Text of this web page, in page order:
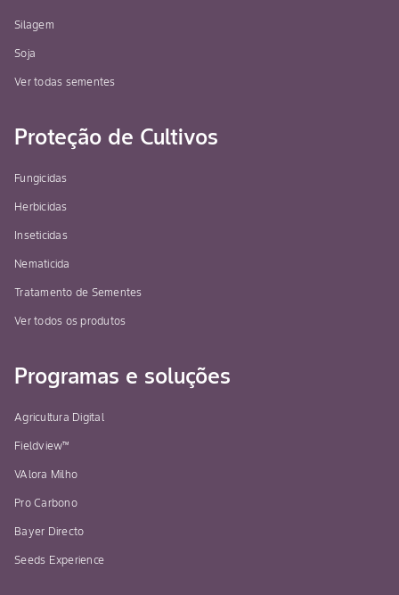
Silagem
Soja
Ver todas sementes
Proteção de Cultivos
Fungicidas
Herbicidas
Inseticidas
Nematicida
Tratamento de Sementes
Ver todos os produtos
Programas e soluções
Agricultura Digital
Fieldview™
VAlora Milho
Pro Carbono
Bayer Directo
Seeds Experience